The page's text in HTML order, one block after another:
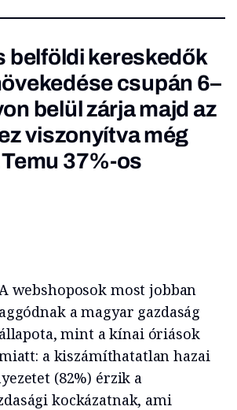
belföldi kereskedők
csupán 6–
belül zárja majd az
viszonyítva még
37%-os
webshoposok most jobban
aggódnak a magyar gazdaság
állapota, mint a kínai óriások
a kiszámíthatatlan hazai
(82%) érzik a
kockázatnak, ami